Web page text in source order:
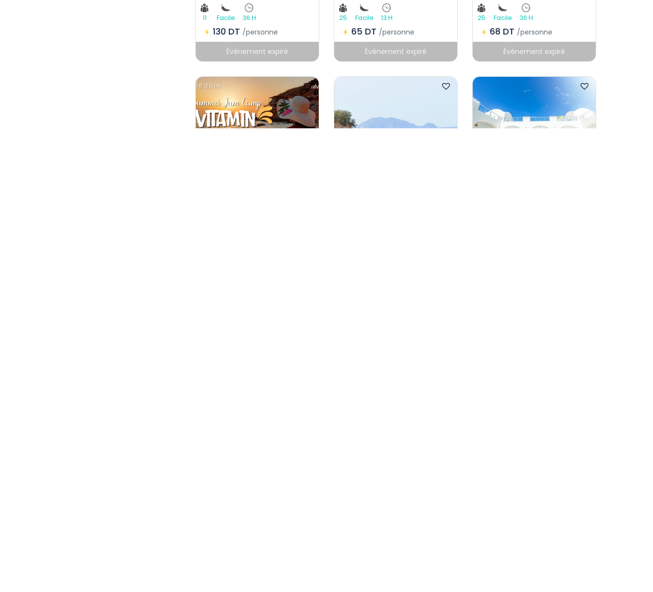
11 Facile 36 H
130 DT /personne
Événement expiré
25 Facile 13 H
65 DT /personne
Événement expiré
25 Facile 36 H
68 DT /personne
Événement expiré